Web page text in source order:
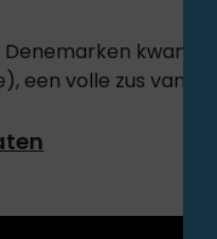
Denemarken kwam
een volle zus van